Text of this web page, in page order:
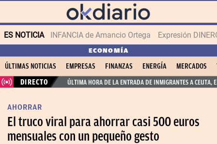
ES NOTICIA INFANCIA de Amancio Ortega Expresión
ECONOMÍA
ÚLTIMAS NOTICIAS EMPRESAS FINANZAS ENERGÍA MERCADOS
DIRECTO
ÚLTIMA HORA DE LA ENTRADA DE INMIGRANTES A CEUTA,
AHORRAR
El truco viral para ahorrar casi 500 euros
mensuales con un pequeño gesto